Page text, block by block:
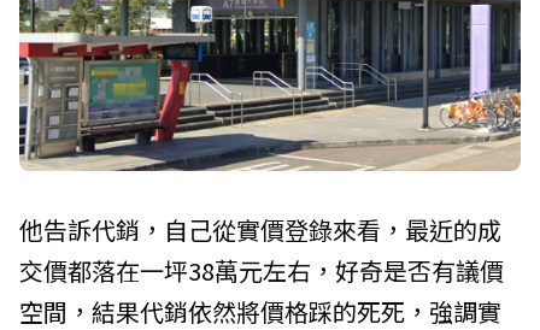
他告訴代銷，自己從實價登錄來看，最近的成
交價都落在一坪38萬元左右，好奇是否有議價
空間，結果代銷依然將價格踩的死死，強調實